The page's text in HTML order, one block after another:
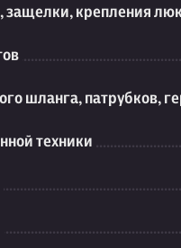
крепления
шланга, патрубков,
техники